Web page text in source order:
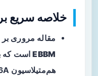
خلاصه سریع
مقاله مروری بر
EBBMاست که